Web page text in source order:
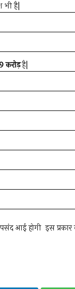
भी है|
करोड़है|
आई होगी इस